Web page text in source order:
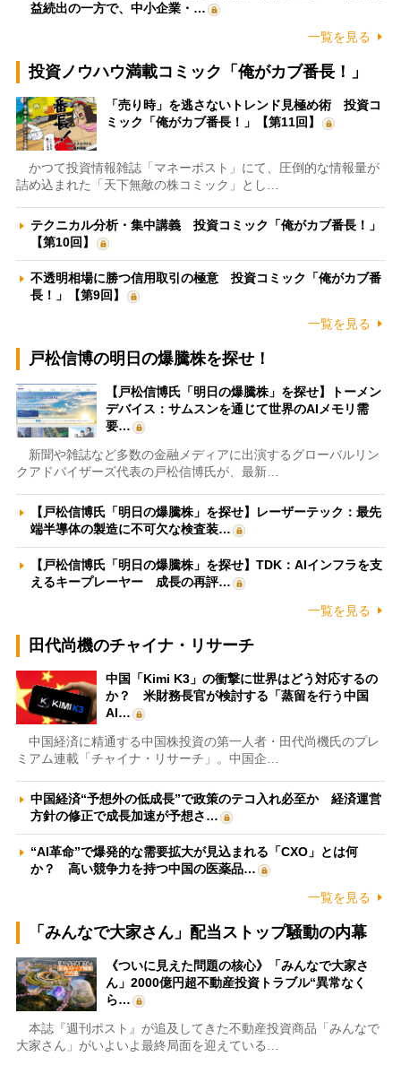
益続出の一方で、中小企業・…
一覧を見る
投資ノウハウ満載コミック「俺がカブ番長！」
「売り時」を逃さないトレンド見極め術 投資コ
ミック「俺がカブ番長！」【第11回】
かつて投資情報雑誌「マネーポスト」にて、圧倒的な情報量が
詰め込まれた「天下無敵の株コミック」とし…
テクニカル分析・集中講義 投資コミック「俺がカブ番長！」
【第10回】
不透明相場に勝つ信用取引の極意 投資コミック「俺がカブ番
長！」【第9回】
一覧を見る
戸松信博の明日の爆騰株を探せ！
【戸松信博氏「明日の爆騰株」を探せ】トーメン
デバイス：サムスンを通じて世界のAIメモリ需
要…
新聞や雑誌など多数の金融メディアに出演するグローバルリン
クアドバイザーズ代表の戸松信博氏が、最新…
【戸松信博氏「明日の爆騰株」を探せ】レーザーテック：最先
端半導体の製造に不可欠な検査装…
【戸松信博氏「明日の爆騰株」を探せ】TDK：AIインフラを支
えるキープレーヤー 成長の再評…
一覧を見る
田代尚機のチャイナ・リサーチ
中国「Kimi K3」の衝撃に世界はどう対応するの
か？ 米財務長官が検討する「蒸留を行う中国
AI…
中国経済に精通する中国株投資の第一人者・田代尚機氏のプレ
ミアム連載「チャイナ・リサーチ」。中国企…
中国経済“予想外の低成長”で政策のテコ入れ必至か 経済運営
方針の修正で成長加速が予想さ…
“AI革命”で爆発的な需要拡大が見込まれる「CXO」とは何
か？ 高い競争力を持つ中国の医薬品…
一覧を見る
「みんなで大家さん」配当ストップ騒動の内幕
《ついに見えた問題の核心》「みんなで大家さ
ん」2000億円超不動産投資トラブル“異常なく
ら…
本誌『週刊ポスト』が追及してきた不動産投資商品「みんなで
大家さん」がいよいよ最終局面を迎えている…